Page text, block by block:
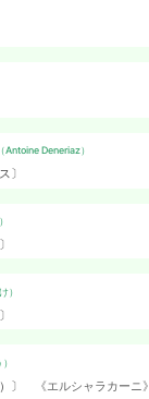
（Antoine Deneriaz）
〕
）
）〕
《エルシャラカーニ》